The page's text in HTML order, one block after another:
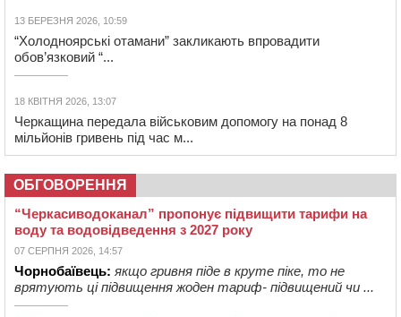
13 БЕРЕЗНЯ 2026, 10:59
“Холодноярські отамани” закликають впровадити
обов’язковий “...
18 КВІТНЯ 2026, 13:07
Черкащина передала військовим допомогу на понад 8
мільйонів гривень під час м...
ОБГОВОРЕННЯ
“Черкасиводоканал” пропонує підвищити тарифи на
воду та водовідведення з 2027 року
07 СЕРПНЯ 2026, 14:57
Чорнобаївець: якщо гривня піде в круте піке, то не
врятують ці підвищення жоден тариф- підвищений чи ...